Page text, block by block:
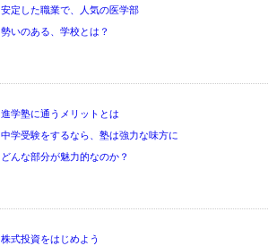
安定した職業で、人気の医学部
勢いのある、学校とは？
進学塾に通うメリットとは
中学受験をするなら、塾は強力な味方に
どんな部分が魅力的なのか？
株式投資をはじめよう